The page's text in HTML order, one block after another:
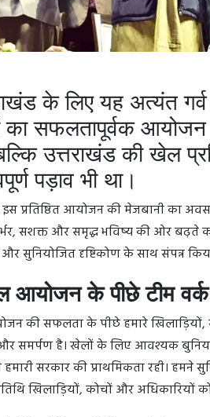
के लिए यह अत्यंत गर्व
सफलतापूर्वक
उत्तराखंड की खेल
पड़ाव भी था।
प्रतिष्ठित आयोजन की मेजबानी का
सशक्त और समृद्ध भविष्य की ओर बढ़ते
सुनियोजित दृष्टिकोण के साथ संपन्न
आयोजन के पीछे टीम
की सफलता के पीछे हमारे खिलाड़ियों,
समर्पण है। खेलों के लिए आवश्यक
हमारी सरकार की प्राथमिकता रही। हमने
खिलाड़ियों, कोचों और अधिकारियों